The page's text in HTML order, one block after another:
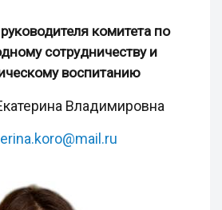
комитета по
сотрудничеству и
воспитанию
Владимировна